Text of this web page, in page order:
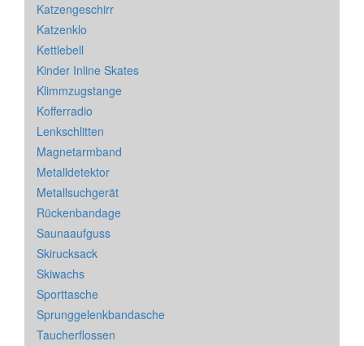
Katzengeschirr
Katzenklo
Kettlebell
Kinder Inline Skates
Klimmzugstange
Kofferradio
Lenkschlitten
Magnetarmband
Metalldetektor
Metallsuchgerät
Rückenbandage
Saunaaufguss
Skirucksack
Skiwachs
Sporttasche
Sprunggelenkbandasche
Taucherflossen